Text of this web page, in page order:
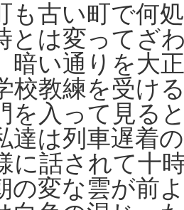
も古い町で何
とは変ってざ
暗い通りを大
校教練を受け
を入って見る
達は列車遅着
に話されて十
の変な雲が前